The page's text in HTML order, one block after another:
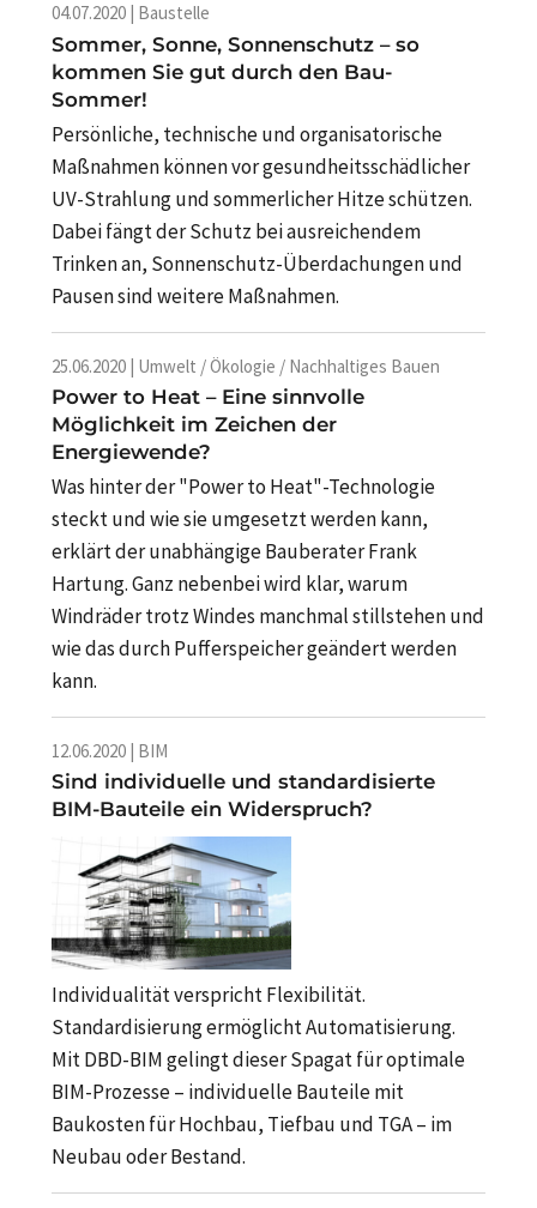
04.07.2020 | Baustelle
Sommer, Sonne, Sonnenschutz – so
kommen Sie gut durch den Bau-
Sommer!
Persönliche, technische und organisatorische
Maßnahmen können vor gesundheitsschädlicher
UV-Strahlung und sommerlicher Hitze schützen.
Dabei fängt der Schutz bei ausreichendem
Trinken an, Sonnenschutz-Überdachungen und
Pausen sind weitere Maßnahmen.
25.06.2020 | Umwelt / Ökologie / Nachhaltiges Bauen
Power to Heat – Eine sinnvolle
Möglichkeit im Zeichen der
Energiewende?
Was hinter der "Power to Heat"-Technologie
steckt und wie sie umgesetzt werden kann,
erklärt der unabhängige Bauberater Frank
Hartung. Ganz nebenbei wird klar, warum
Windräder trotz Windes manchmal stillstehen und
wie das durch Pufferspeicher geändert werden
kann.
12.06.2020 | BIM
Sind individuelle und standardisierte
BIM-Bauteile ein Widerspruch?
Individualität verspricht Flexibilität.
Standardisierung ermöglicht Automatisierung.
Mit DBD-BIM gelingt dieser Spagat für optimale
BIM-Prozesse – individuelle Bauteile mit
Baukosten für Hochbau, Tiefbau und TGA – im
Neubau oder Bestand.